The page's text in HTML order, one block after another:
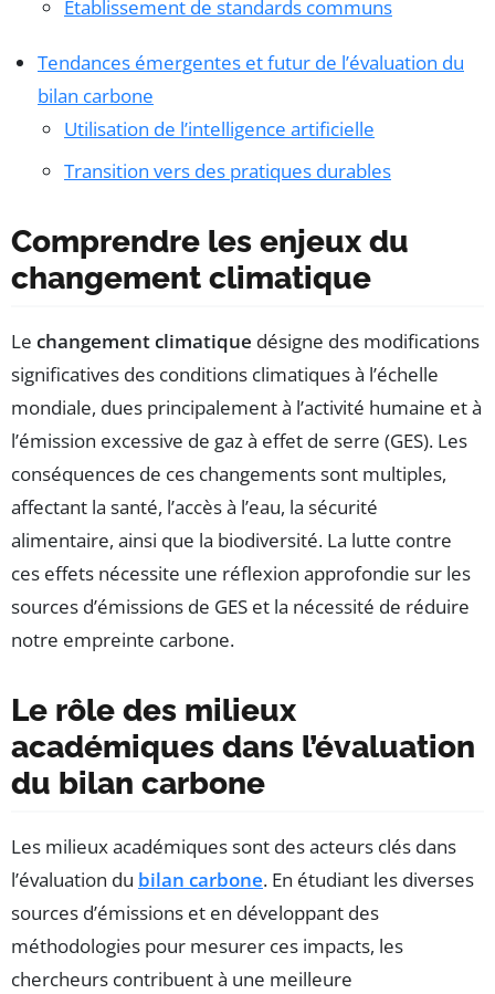
Établissement de standards communs
Tendances émergentes et futur de l’évaluation du
bilan carbone
Utilisation de l’intelligence artificielle
Transition vers des pratiques durables
Comprendre les enjeux du
changement climatique
Le changement climatique désigne des modifications
significatives des conditions climatiques à l’échelle
mondiale, dues principalement à l’activité humaine et à
l’émission excessive de gaz à effet de serre (GES). Les
conséquences de ces changements sont multiples,
affectant la santé, l’accès à l’eau, la sécurité
alimentaire, ainsi que la biodiversité. La lutte contre
ces effets nécessite une réflexion approfondie sur les
sources d’émissions de GES et la nécessité de réduire
notre empreinte carbone.
Le rôle des milieux
académiques dans l’évaluation
du bilan carbone
Les milieux académiques sont des acteurs clés dans
l’évaluation du bilan carbone. En étudiant les diverses
sources d’émissions et en développant des
méthodologies pour mesurer ces impacts, les
chercheurs contribuent à une meilleure